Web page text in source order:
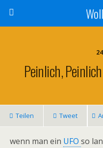
Peinlich,
Teilen Tweet
wenn man ein UFO so